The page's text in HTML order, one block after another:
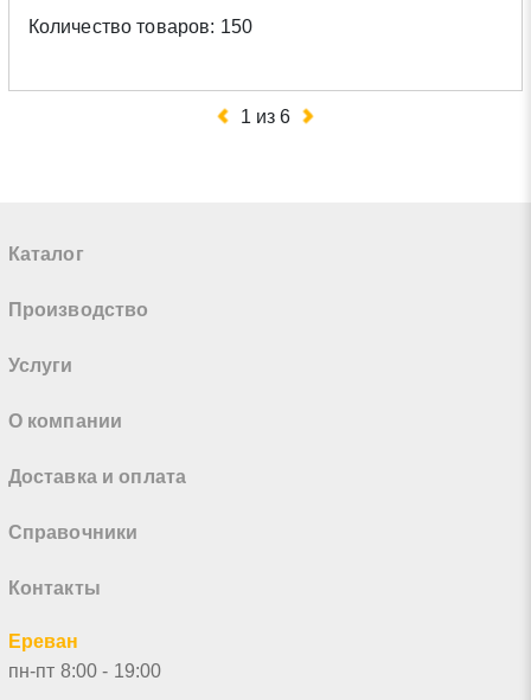
Количество товаров: 150
1 из6
Каталог
Производство
Услуги
О компании
Доставка и оплата
Справочники
Контакты
Ереван
пн-пт 8:00 - 19:00